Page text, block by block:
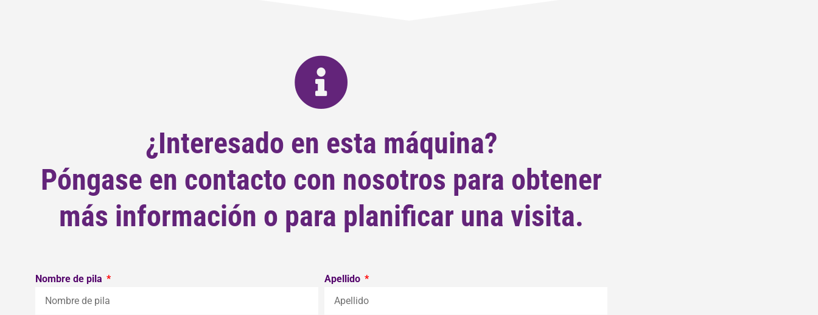
¿Interesado en esta máquina?
Póngase en contacto con nosotros para obtener
más información o para planificar una visita.
Nombre de pila Apellido